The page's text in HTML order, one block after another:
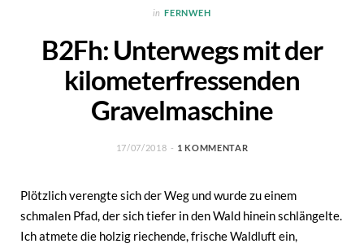
in FERNWEH
B2Fh: Unterwegs mit der
kilometerfressenden
Gravelmaschine
17/07/2018 1 KOMMENTAR
Plötzlich verengte sich der Weg und wurde zu einem
schmalen Pfad, der sich tiefer in den Wald hinein schlängelte.
Ich atmete die holzig riechende, frische Waldluft ein,